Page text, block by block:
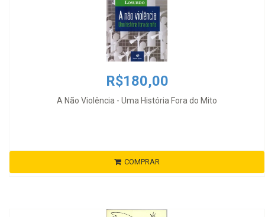
R$180,00
A Não Violência - Uma História Fora do Mito
COMPRAR